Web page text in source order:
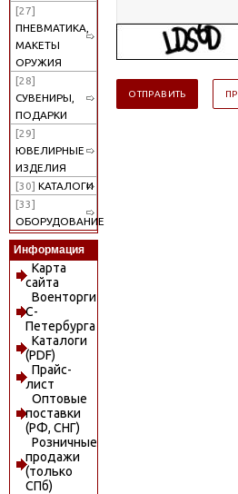
[27]
ПНЕВМАТИКА,
МАКЕТЫ
ОРУЖИЯ
[28]
СУВЕНИРЫ,
ПОДАРКИ
[29]
ЮВЕЛИРНЫЕ
ИЗДЕЛИЯ
[30] КАТАЛОГИ
[33]
ОБОРУДОВАНИЕ
Информация
Карта
сайта
Военторги
С-
Петербурга
Каталоги
(PDF)
Прайс-
лист
Оптовые
поставки
(РФ, СНГ)
Розничные
продажи
(только
СПб)